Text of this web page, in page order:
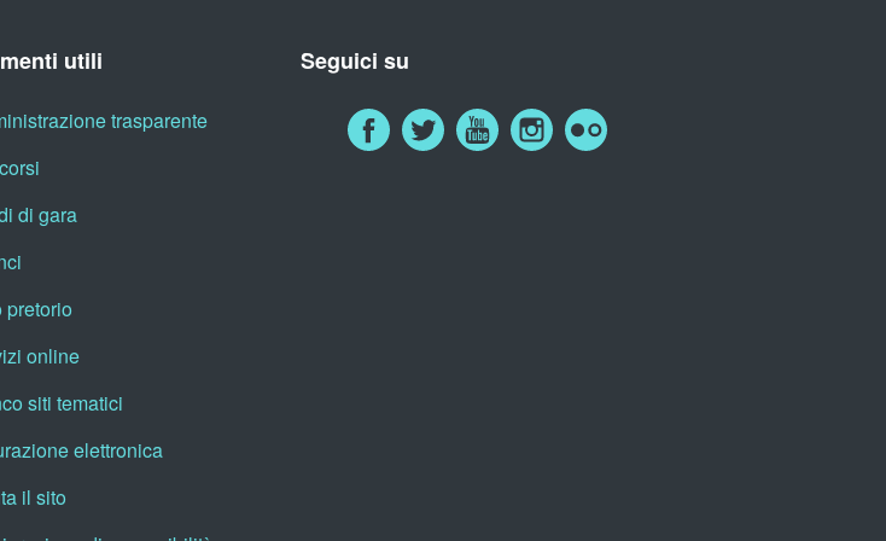
utili
trasparente
di gara
pretorio
online
siti tematici
elettronica
il sito
Seguici su